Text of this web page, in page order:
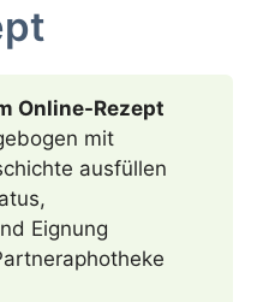
Online-Rezept
mit
ausfüllen
Eignung